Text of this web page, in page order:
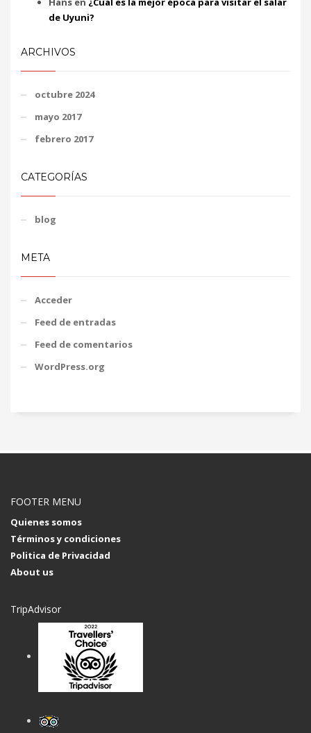
de Uyuni?
ARCHIVOS
octubre 2024
mayo 2017
febrero 2017
CATEGORÍAS
blog
META
Acceder
Feed de entradas
Feed de comentarios
WordPress.org
FOOTER MENU
Quienes somos
Términos y condiciones
Politica de Privacidad
About us
TripAdvisor